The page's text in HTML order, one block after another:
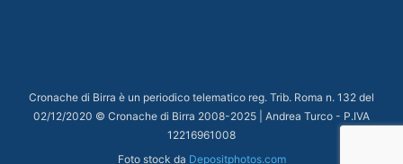
Cronache di Birra è un periodico telematico reg. Trib. Roma n. 132 del
02/12/2020 © Cronache di Birra 2008-2025 | Andrea Turco - P.IVA
12216961008
Foto stock da Depositphotos.com